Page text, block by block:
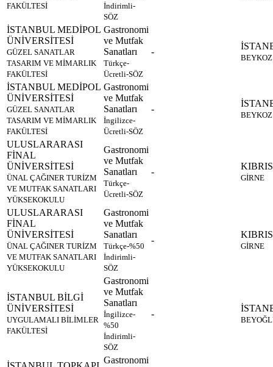
FAKÜLTESİ
İndirimli-
SÖZ
İSTANBUL MEDİPOL
ÜNİVERSİTESİ
GÜZEL SANATLAR
TASARIM VE MİMARLIK
FAKÜLTESİ
Gastronomi
ve Mutfak
Sanatları
Türkçe-
Ücretli-SÖZ
-
BEYKOZ
İSTANBUL MEDİPOL
ÜNİVERSİTESİ
GÜZEL SANATLAR
TASARIM VE MİMARLIK
FAKÜLTESİ
Gastronomi
ve Mutfak
Sanatları
İngilizce-
Ücretli-SÖZ
-
BEYKOZ
ULUSLARARASI
FİNAL
ÜNİVERSİTESİ
ÜNAL ÇAĞINER TURİZM
VE MUTFAK SANATLARI
YÜKSEKOKULU
Gastronomi
ve Mutfak
Sanatları
Türkçe-
Ücretli-SÖZ
-
KIBRIS
GİRNE
ULUSLARARASI
FİNAL
ÜNİVERSİTESİ
ÜNAL ÇAĞINER TURİZM
VE MUTFAK SANATLARI
YÜKSEKOKULU
Gastronomi
ve Mutfak
Sanatları
Türkçe-%50
İndirimli-
SÖZ
-
KIBRIS
GİRNE
İSTANBUL BİLGİ
ÜNİVERSİTESİ
UYGULAMALI BİLİMLER
FAKÜLTESİ
Gastronomi
ve Mutfak
Sanatları
İngilizce-
%50
İndirimli-
SÖZ
-
Gastronomi